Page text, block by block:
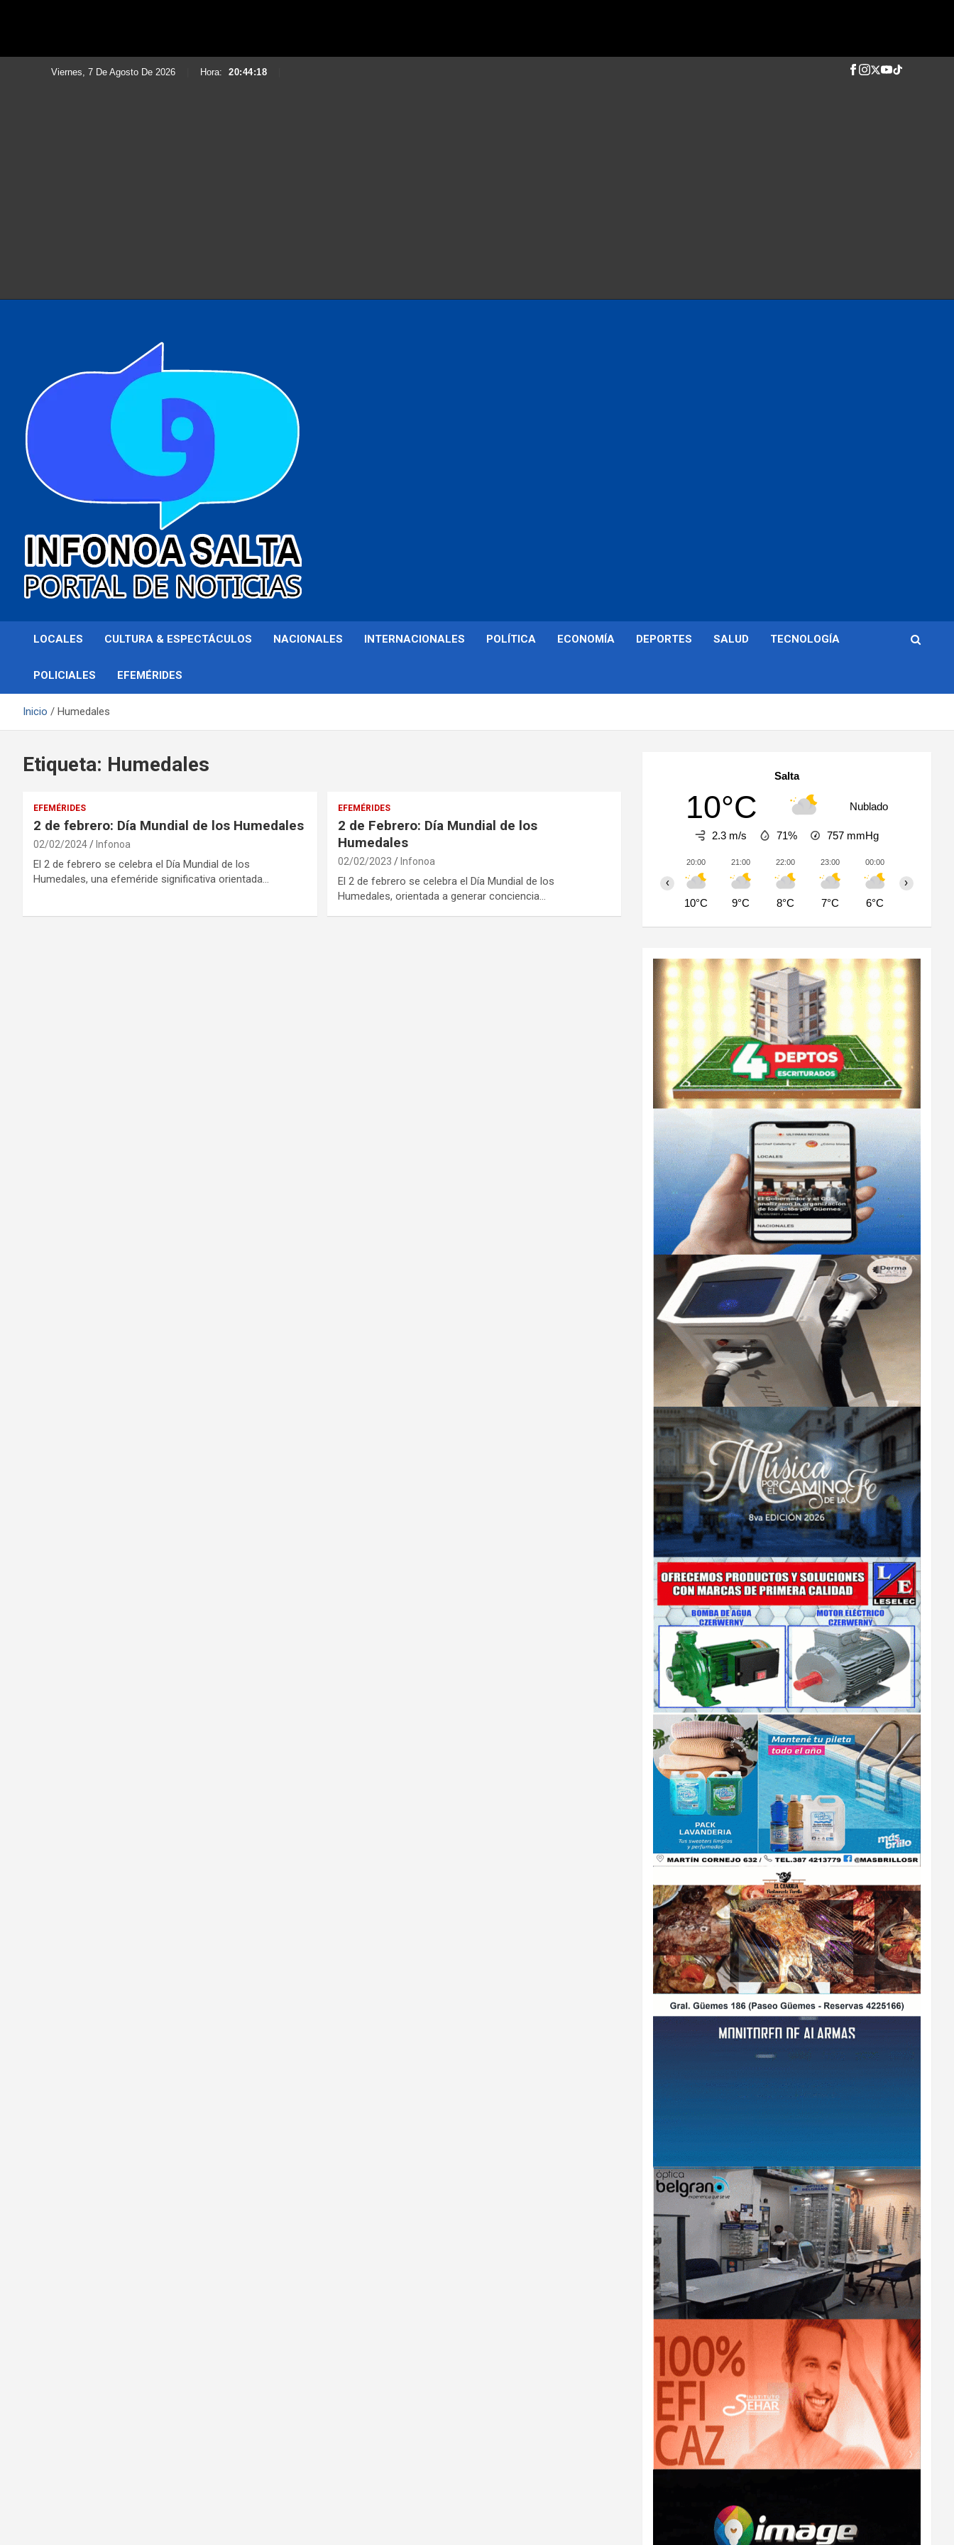
Viernes, 7 De Agosto De 2026 Hora: 20:44:20
Infonoa Salta
LOCALES CULTURA & ESPECTÁCULOS NACIONALES INTERNACIONALES POLÍTICA ECONOMÍA DEPORTES SALUD TECNOLOGÍA
POLICIALES EFEMÉRIDES
Inicio Humedales
Etiqueta: Humedales
EFEMÉRIDES
2 de febrero: Día Mundial de los Humedales
02/02/2024 Infonoa
El 2 de febrero se celebra el Día Mundial de los
Humedales, una efeméride significativa orientada…
EFEMÉRIDES
2 de Febrero: Día Mundial de los
Humedales
02/02/2023 Infonoa
El 2 de febrero se celebra el Día Mundial de los
Humedales, orientada a generar conciencia…
Salta
10°C Nublado
2.3 m/s 71% 757 mmHg
20:00
10°C
21:00
9°C
22:00
8°C
23:00
7°C
00:00
6°C
‹ ›